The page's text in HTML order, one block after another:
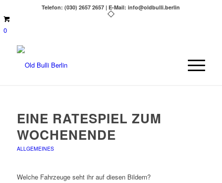
Telefon: (030) 2657 2657 | E-Mail: info@oldbulli.berlin
0
EINE RATESPIEL ZUM
WOCHENENDE
ALLGEMEINES
Welche Fahrzeuge seht ihr auf diesen Bildern?